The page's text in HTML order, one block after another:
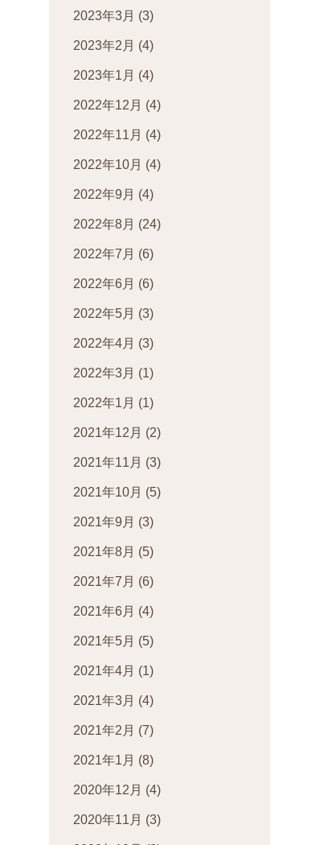
2023年3月 (3)
2023年2月 (4)
2023年1月 (4)
2022年12月 (4)
2022年11月 (4)
2022年10月 (4)
2022年9月 (4)
2022年8月 (24)
2022年7月 (6)
2022年6月 (6)
2022年5月 (3)
2022年4月 (3)
2022年3月 (1)
2022年1月 (1)
2021年12月 (2)
2021年11月 (3)
2021年10月 (5)
2021年9月 (3)
2021年8月 (5)
2021年7月 (6)
2021年6月 (4)
2021年5月 (5)
2021年4月 (1)
2021年3月 (4)
2021年2月 (7)
2021年1月 (8)
2020年12月 (4)
2020年11月 (3)